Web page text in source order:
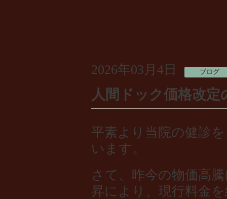
2026年03月4日 ブログ
人間ドック価格改定
平素より当院の健診
います。
さて、昨今の物価高
昇により、現行料金